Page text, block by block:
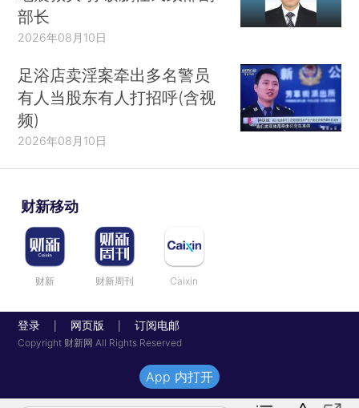
部长
2026年08月10日
足浴店卖淫案牵出多名警员
有人当股东有人打招呼(含视
频)
2026年08月10日
财新移动
财新 财新周刊 Caixin
登录 网页版 订阅电邮
Copyright 财新网 All Rights Reserved
App 内打开